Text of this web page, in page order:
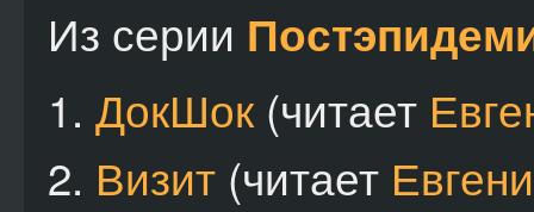
Из серии
1. ДокШок (читает
2. Визит (читает